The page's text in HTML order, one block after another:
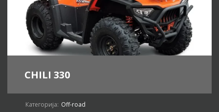
CHILI 330
Категорија: Off-road